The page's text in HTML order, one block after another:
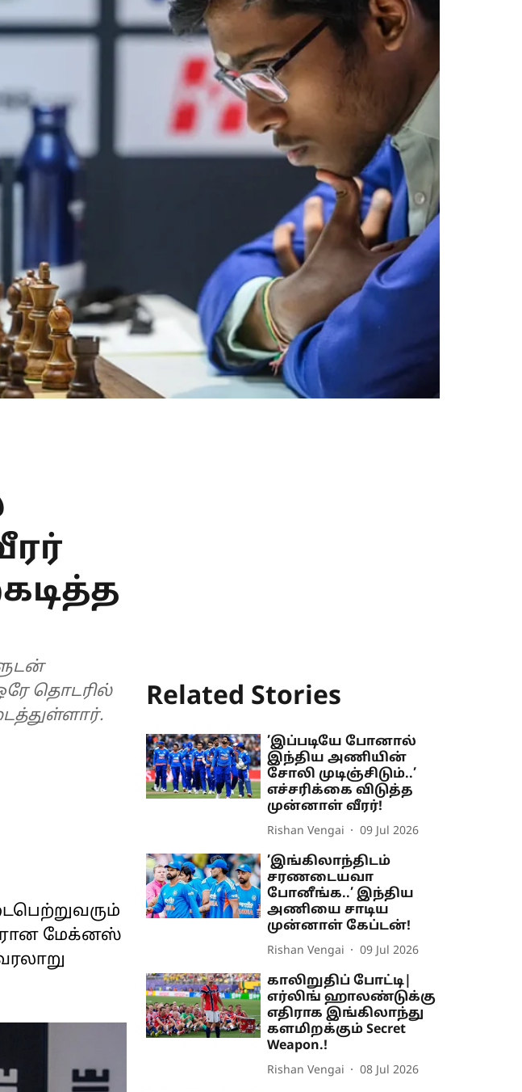
தொடரில்
மேக்னஸ்
Related Stories
’இப்படியே போனால்
இந்திய அணியின்
சோலி முடிஞ்சிடும்..’
எச்சரிக்கை விடுத்த
முன்னாள் வீரர்!
Rishan Vengai 09 Jul 2026
’இங்கிலாந்திடம்
சரணடையவா
போனீங்க..’ இந்திய
அணியை சாடிய
முன்னாள் கேப்டன்!
Rishan Vengai 09 Jul 2026
காலிறுதிப் போட்டி|
எர்லிங் ஹாலண்டுக்கு
எதிராக இங்கிலாந்து
களமிறக்கும் Secret
Weapon.!
Rishan Vengai 08 Jul 2026